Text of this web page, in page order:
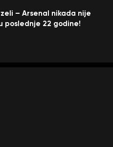
– Arsenal nikada nije
poslednje 22 godine!